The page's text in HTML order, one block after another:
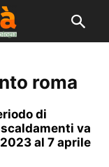
roma
di
va
al 7 aprile